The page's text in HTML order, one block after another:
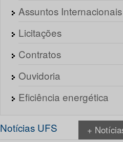
Assuntos Internacionais
Licitações
Contratos
Ouvidoria
Eficiência energética
Notícias UFS +